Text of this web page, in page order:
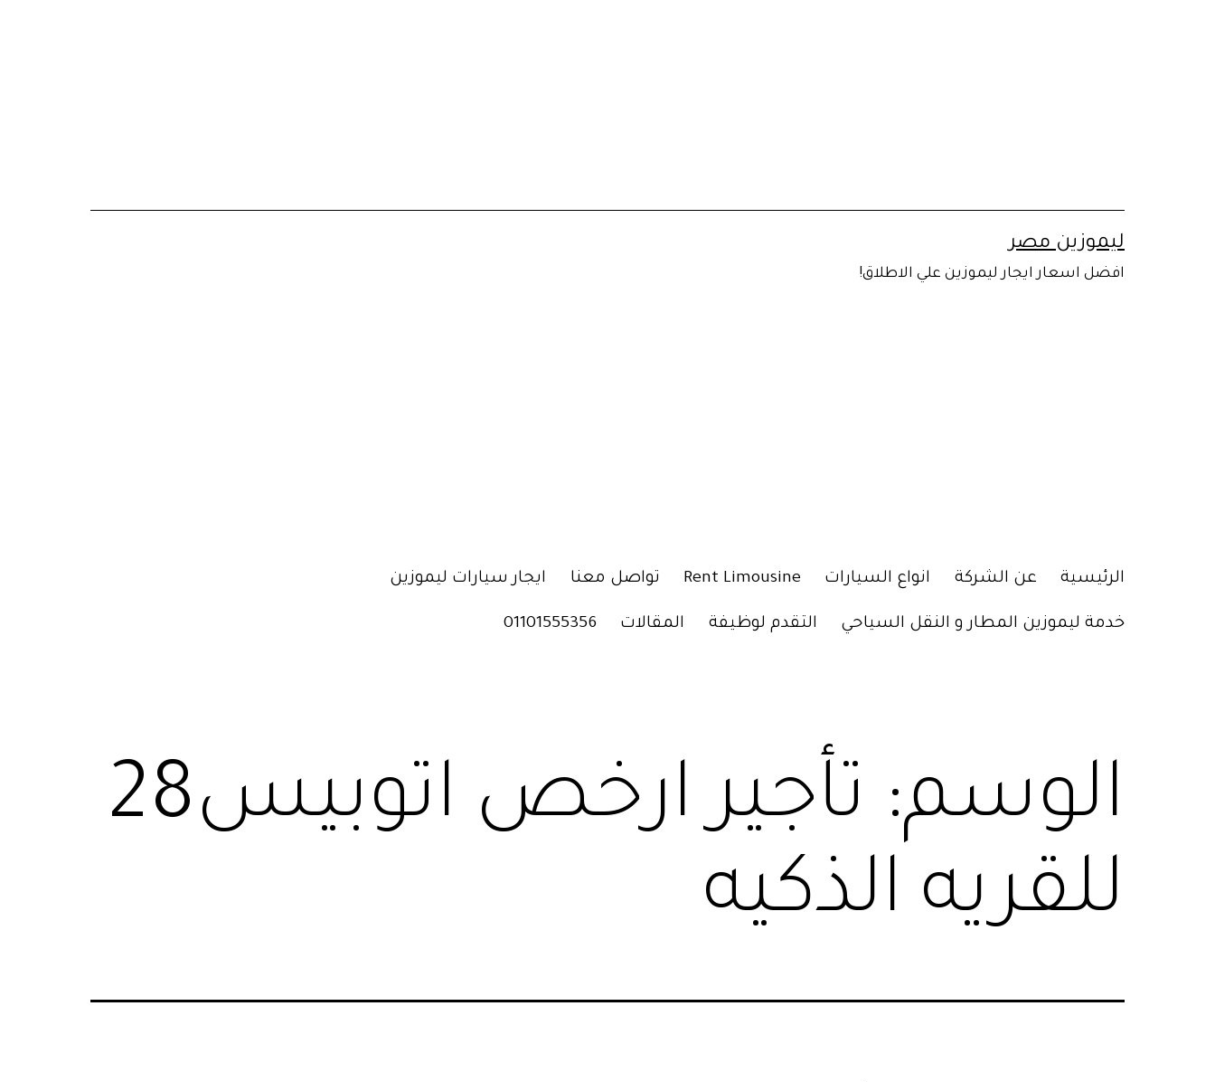
ليموزين مصر
افضل اسعار ايجار ليموزين علي الاطلاق!
الرئيسية عن الشركة انواع السيارات Rent Limousine تواصل معنا ايجار سيارات ليموزين
خدمة ليموزين المطار و النقل السياحي التقدم لوظيفة المقالات 01101555356
الوسم:
تأجير ارخص اتوبيس28
للقريه الذكيه